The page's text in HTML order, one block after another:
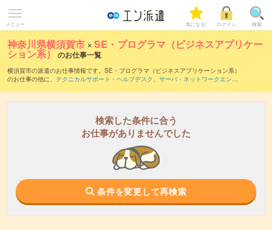
メニュー 気になる! ログイン 検索
神奈川県横須賀市 ×SE・プログラマ（ビジネスアプリケー
ション系） のお仕事一覧
横須賀市の派遣のお仕事情報です。SE・プログラマ（ビジネスアプリケーション系）
のお仕事の他に、 テクニカルサポート・ヘルプデスク 、 サーバ・ネットワークエンジ
マ（ビジネスアプリケーション系）のお仕事とは？とは？
検索した条件に合う
お仕事がありませんでした
条件を変更して再検索